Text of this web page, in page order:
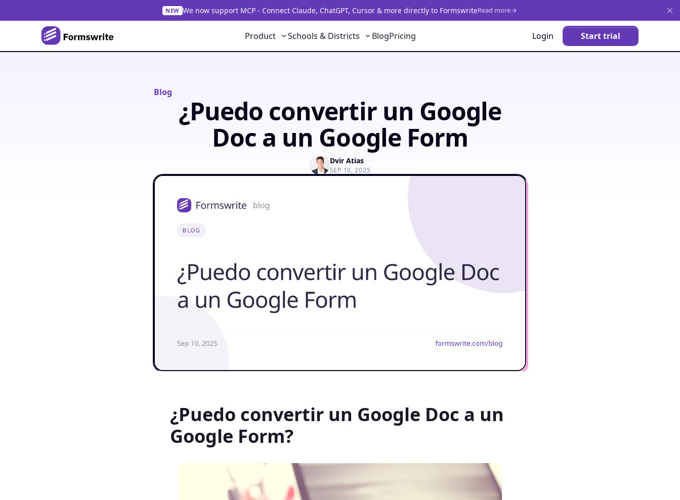
NEW We now support MCP - Connect Claude, ChatGPT, Cursor & more directly to FormswriteRead more
Product Schools & Districts BlogPricing Login Start trial
Blog
¿Puedo convertir un Google
Doc a un Google Form
Dvir Atias
SEP 10, 2025
¿Puedo convertir un Google Doc a un
Google Form?